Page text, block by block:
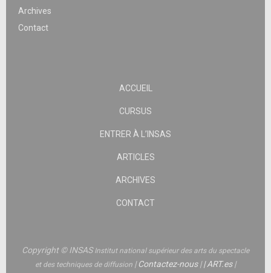
Archives
Contact
ACCUEIL
CURSUS
ENTRER À L’INSAS
ARTICLES
ARCHIVES
CONTACT
Copyright © INSASInstitut national supérieur des arts du spectacle
et des techniques de diffusion |Contactez-nous||ART.es|